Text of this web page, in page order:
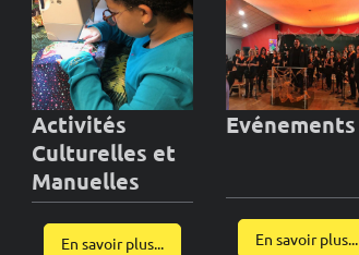
Activités
Culturelles et
Manuelles
En savoir plus...
Evénements
En savoir plus...